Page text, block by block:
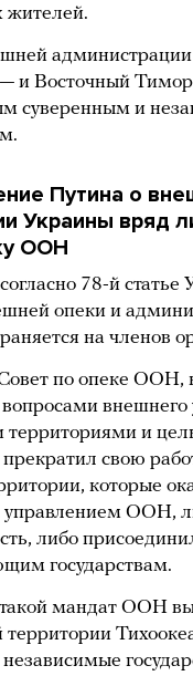
администрации
и Восточный Тимор
суверенным и
Путина о
Украины вряд
ООН
78-й
опеки и
на членов
по опеке ООН,
территориями и
свою
которые
ООН,
либо
государствам.
мандат ООН